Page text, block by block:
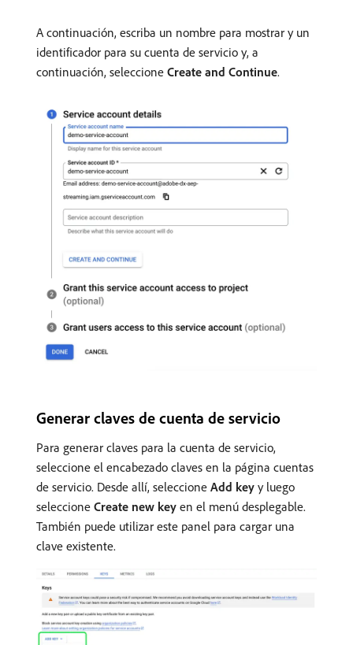
A continuación, escriba un nombre para mostrar y un
identificador para su cuenta de servicio y, a
continuación, seleccione Create and Continue.
Generar claves de cuenta de servicio
Para generar claves para la cuenta de servicio,
seleccione el encabezado claves en la página cuentas
de servicio. Desde allí, seleccione Add key y luego
seleccione Create new key en el menú desplegable.
También puede utilizar este panel para cargar una
clave existente.